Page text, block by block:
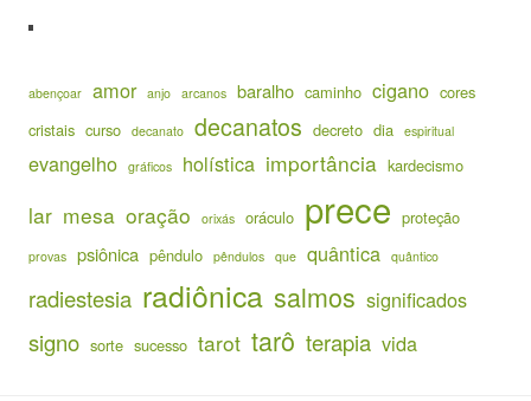
abençoar amor anjo arcanos baralho caminho cigano cores
cristais curso decanato decanatos decreto dia espiritual
evangelho gráficos holística importância kardecismo
lar mesa oração orixás oráculo prece proteção
provas psiônica pêndulo pêndulos que quântica quântico
radiestesia radiônica salmos significados
signo sorte sucesso tarot tarô terapia vida